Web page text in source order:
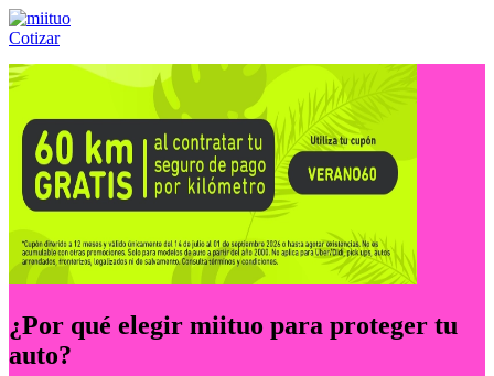
Cotizar
Llámanos al:(55) 84-21-05-00 ó
¿Por qué elegir miituo para proteger tu
auto?